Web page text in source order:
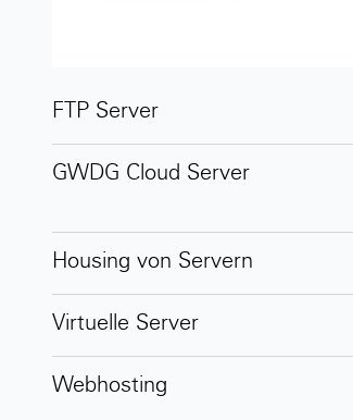
FTP Server
GWDG Cloud Server
Housing von Servern
Virtuelle Server
Webhosting